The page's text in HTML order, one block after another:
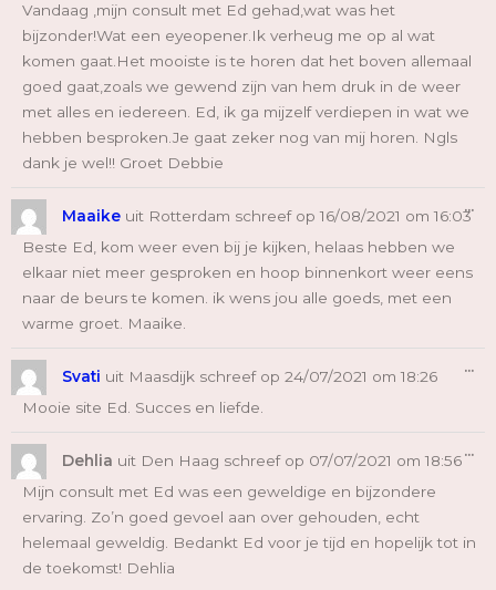
Vandaag ,mijn consult met Ed gehad,wat was het
bijzonder!Wat een eyeopener.Ik verheug me op al wat
komen gaat.Het mooiste is te horen dat het boven allemaal
goed gaat,zoals we gewend zijn van hem druk in de weer
met alles en iedereen. Ed, ik ga mijzelf verdiepen in wat we
hebben besproken.Je gaat zeker nog van mij horen. Ngls
dank je wel!! Groet Debbie
Maaike uit Rotterdam schreef op 16/08/2021 om 16:03
Beste Ed, kom weer even bij je kijken, helaas hebben we
elkaar niet meer gesproken en hoop binnenkort weer eens
naar de beurs te komen. ik wens jou alle goeds, met een
warme groet. Maaike.
...
Svati uit Maasdijk schreef op 24/07/2021 om 18:26
Mooie site Ed. Succes en liefde.
...
Dehlia uit Den Haag schreef op 07/07/2021 om 18:56
Mijn consult met Ed was een geweldige en bijzondere
ervaring. Zo’n goed gevoel aan over gehouden, echt
helemaal geweldig. Bedankt Ed voor je tijd en hopelijk tot in
de toekomst! Dehlia
...